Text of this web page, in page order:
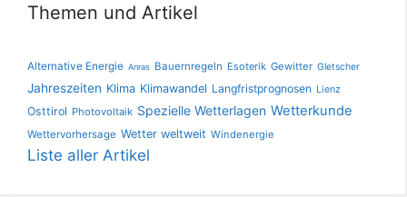
Themen und Artikel
Alternative Energie Anras Bauernregeln Esoterik Gewitter Gletscher
Jahreszeiten Klima Klimawandel Langfristprognosen Lienz
Osttirol Photovoltaik Spezielle Wetterlagen Wetterkunde
Wettervorhersage Wetter weltweit Windenergie
Liste aller Artikel